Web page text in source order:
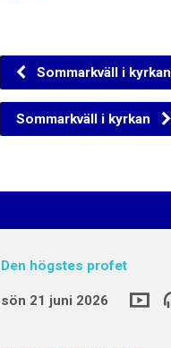
Sommarkväll i kyrkan
Sommarkväll i kyrkan
Den högstes profet
sön 21 juni 2026